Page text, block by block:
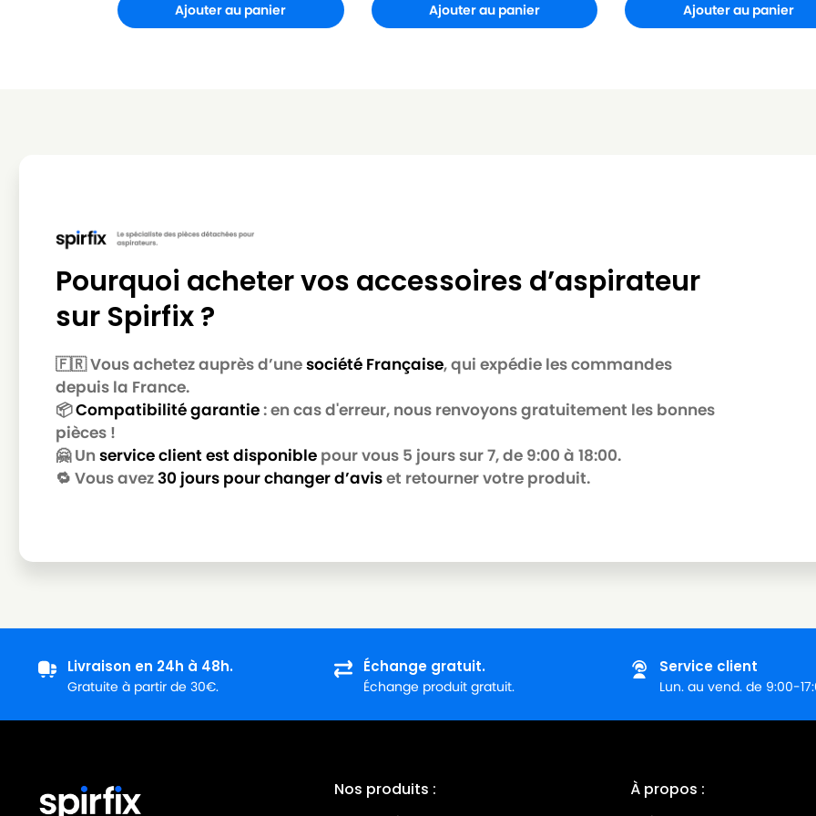
SIEMENS
SIEMENS VSZ6
SIEMENS
SIEMENS VSZ6122504
SIEMENS VSZ61240
SIEMENS
SIEMENS
SIEMENS
SIEMENS VSZ6124401
SIEMENS
SIEMENS VSZ61245GB01
SIEMENS
SIEMENS
SIEMENS VSZ6125501
SIEMENS
SIEMENS VSZ61262CH01
SIEMENS
SIEMENS VSZ6126501
SIEMENS
SIEMENS VSZ6129004
Ajouter au panier Ajouter au panier Ajouter au panier
Pourquoi acheter vos accessoires d’aspirateur
sur Spirfix ?
🇫🇷 Vous achetez auprès d’unesociété Française, qui expédie les commandes
depuis la France.
📦Compatibilité garantie: en cas d'erreur, nous renvoyons gratuitement les bonnes
pièces !
🤗 Un service client est disponible pour vous 5 jours sur 7, de 9:00 à 18:00.
🔁 Vous avez30 jours pour changer d’aviset retourner votre produit.
Livraison en 24h à 48h.
Gratuite à partir de 30€.
Échange gratuit.
Échange produit gratuit.
Service client
Lun. au vend. de 9:00-
Nos produits : À propos :